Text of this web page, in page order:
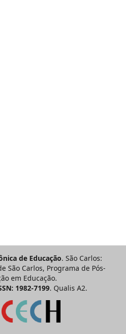
de Educação. São Carlos:
São Carlos, Programa de Pós-
em Educação.
1982-7199. Qualis A2.